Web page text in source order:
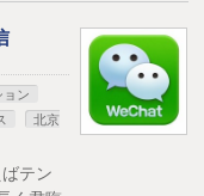
ョン
北京
テン